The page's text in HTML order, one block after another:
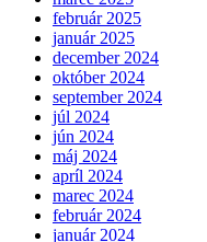
február 2025
január 2025
december 2024
október 2024
september 2024
júl 2024
jún 2024
máj 2024
apríl 2024
marec 2024
február 2024
január 2024